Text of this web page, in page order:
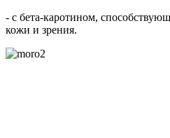
- с бета-каротином,
кожи и зрения.